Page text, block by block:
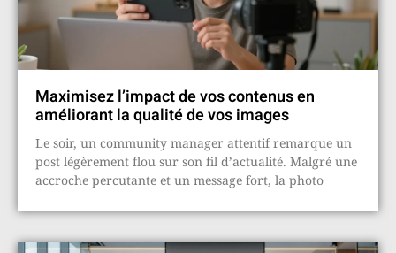
Maximisez l’impact de vos contenus en
améliorant la qualité de vos images
Le soir, un community manager attentif remarque un
post légèrement flou sur son fil d’actualité. Malgré une
accroche percutante et un message fort, la photo